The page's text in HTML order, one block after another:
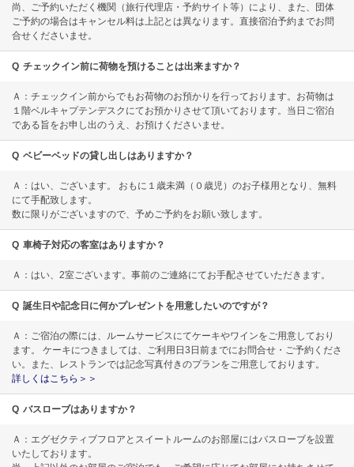
尚、ご予約いただく機関（旅行代理店・予約サイト等）により、また、団体
ご予約の場合はキャンセル料は上記とは異なります。直接宿泊予約までお問
合せくださいませ。
Q チェックイン前に荷物を預けることは出来ますか？
Ａ：チェックイン前からでもお荷物のお預かりを行っております。お荷物は
１階ベルキャプテンデスクにてお預かりさせて頂いております。当日ご宿泊
である旨をお申し出のうえ、お預けくださいませ。
Q ベビーベッドの貸し出しはありますか？
Ａ：はい、ございます。 おもに１歳未満（０歳児）のお子様用となり、無料
にて手配致します。
数に限りがございますので、予めご予約をお願い致します。
Q 車椅子対応の客室はありますか？
Ａ：はい、2室ございます。事前のご連絡にてお手配させていただきます。
Q 誕生日や記念日に何かプレゼントを用意したいのですが？
Ａ：ご宿泊の際には、ルームサービスにてケーキやワインをご用意しており
ます。 ケーキにつきましては、ご利用日3日前までにお問合せ・ご予約くださ
い。また、レストランでは記念写真付きのプランをご用意しております。
詳しくはこちら＞＞
Q バスローブはありますか？
Ａ：エグゼクティブフロアとスイートルームのお部屋にはバスローブを設置
いたしております。